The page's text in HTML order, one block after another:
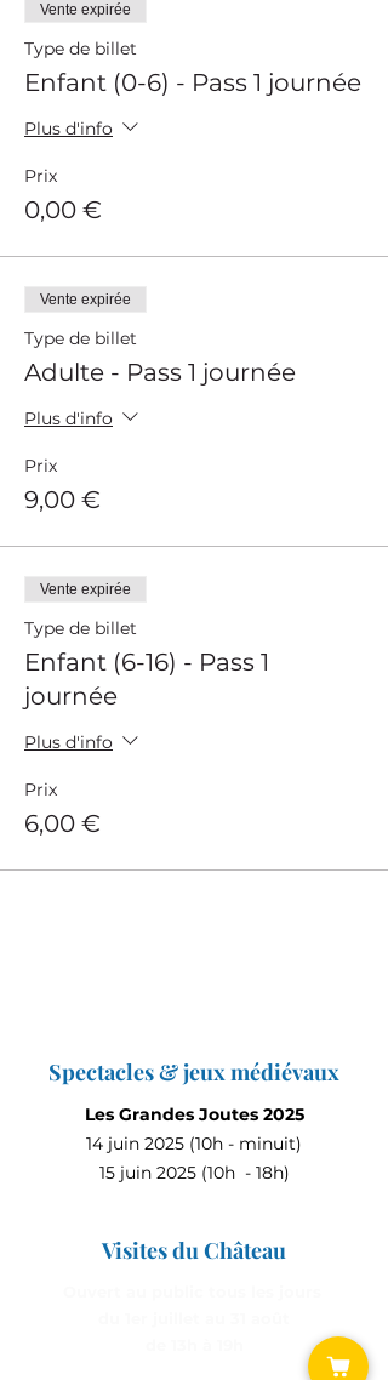
Vente expirée
Type de billet
Enfant (0-6) - Pass 1 journée
Plus d'info
Prix
0,00 €
Vente expirée
Type de billet
Adulte - Pass 1 journée
Plus d'info
Prix
9,00 €
Vente expirée
Type de billet
Enfant (6-16) - Pass 1
journée
Plus d'info
Prix
6,00 €
Spectacles & jeux médiévaux
Les Grandes Joutes 2025
14 juin 2025 (10h - minuit)
15 juin 2025 (10h - 18h)
Visites du Château